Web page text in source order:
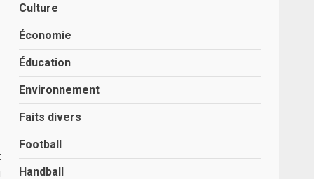
Culture
Économie
Éducation
Environnement
Faits divers
Football
Handball